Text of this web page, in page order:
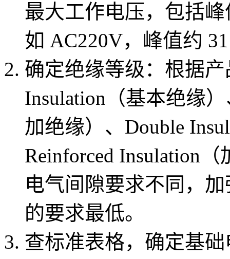
最大工作电压，包括
如 AC220V，峰值约
确定绝缘等级：根据
Insulation（基本绝缘
加绝缘）、Double
Reinforced Insulation
电气间隙要求不同，
的要求最低。
查标准表格，确定基